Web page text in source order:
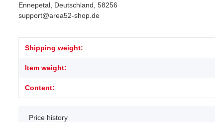
Ennepetal, Deutschland, 58256
support@area52-shop.de
Item information
Value
Shipping weight:
Item weight:
Content:
Price history